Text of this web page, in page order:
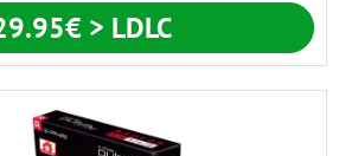
> LDLC